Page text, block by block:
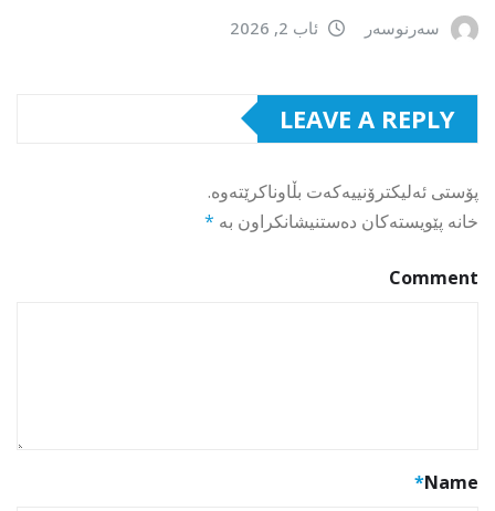
سەرنوسەر ئاب 2, 2026
LEAVE A REPLY
پۆستی ئەلیکترۆنییەکەت بڵاوناکرێتەوە.
خانە پێویستەکان دەستنیشانکراون بە *
Comment
Name
*